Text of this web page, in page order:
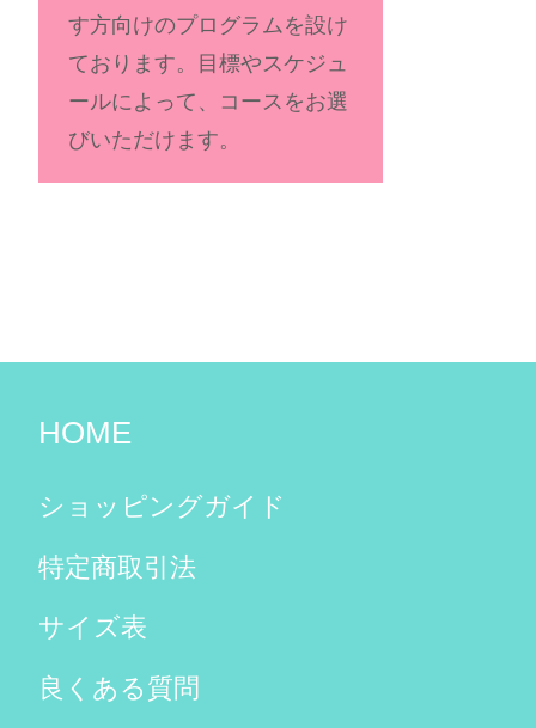
す方向けのプログラムを設け
ております。目標やスケジュ
ールによって、コースをお選
びいただけます。
HOME
ショッピングガイド
特定商取引法
サイズ表
良くある質問